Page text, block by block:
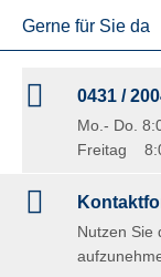
Gerne für Sie da
0431 /
Mo.- Do.
Freitag
Nutzen Sie